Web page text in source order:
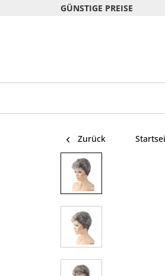
GÜNSTIGE PREISE
Zurück